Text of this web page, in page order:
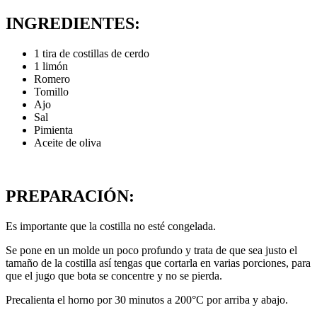
INGREDIENTES:
1 tira de costillas de cerdo
1 limón
Romero
Tomillo
Ajo
Sal
Pimienta
Aceite de oliva
PREPARACIÓN:
Es importante que la costilla no esté congelada.
Se pone en un molde un poco profundo y trata de que sea justo el
tamaño de la costilla así tengas que cortarla en varias porciones, para
que el jugo que bota se concentre y no se pierda.
Precalienta el horno por 30 minutos a 200°C por arriba y abajo.